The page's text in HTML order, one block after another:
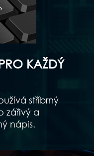
KAŽDÝ
stříbrný
zářivý a
nápis.